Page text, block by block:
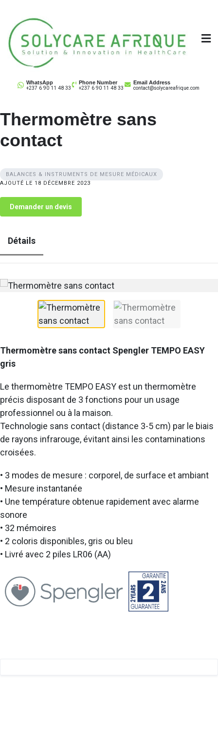
content
Solycare Afrique
Matériel & équipement médical au Cameroun
WhatsApp
+237 6 90 11 48 33
Phone Number
+237 6 90 11 48 33
Email Address
contact@solycareafrique.com
Thermomètre sans
contact
BALANCES & INSTRUMENTS DE MESURE MÉDICAUX
AJOUTÉ LE 18 DÉCEMBRE 2023
Demander un devis
Détails
Thermomètre sans contact Spengler TEMPO EASY
gris
Le thermomètre TEMPO EASY est un thermomètre
précis disposant de 3 fonctions pour un usage
professionnel ou à la maison.
Technologie sans contact (distance 3-5 cm) par le biais
de rayons infrarouge, évitant ainsi les contaminations
croisées.
• 3 modes de mesure : corporel, de surface et ambiant
• Mesure instantanée
• Une température obtenue rapidement avec alarme
sonore
• 32 mémoires
• 2 coloris disponibles, gris ou bleu
• Livré avec 2 piles LR06 (AA)